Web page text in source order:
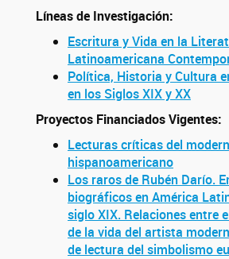
Líneas de Investigación:
Escritura y Vida en la
Latinoamericana
Política, Historia y Cultura
en los Siglos XIX y XX
Proyectos Financiados Vigentes:
Lecturas críticas del
hispanoamericano
Los raros de Rubén Darío.
biográficos en América
siglo XIX. Relaciones entre
de la vida del artista
de lectura del simbolismo